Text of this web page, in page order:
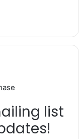
list